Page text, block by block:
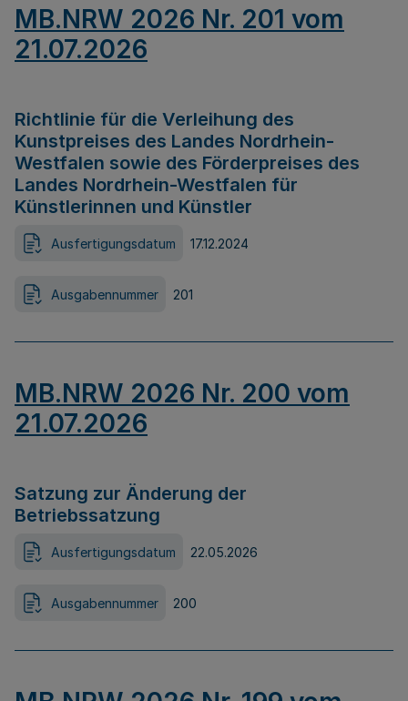
MB.NRW 2026 Nr. 201 vom
21.07.2026
Richtlinie für die Verleihung des
Kunstpreises des Landes Nordrhein-
Westfalen sowie des Förderpreises des
Landes Nordrhein-Westfalen für
Künstlerinnen und Künstler
Ausfertigungsdatum 17.12.2024
Ausgabennummer 201
MB.NRW 2026 Nr. 200 vom
21.07.2026
Satzung zur Änderung der
Betriebssatzung
Ausfertigungsdatum 22.05.2026
Ausgabennummer 200